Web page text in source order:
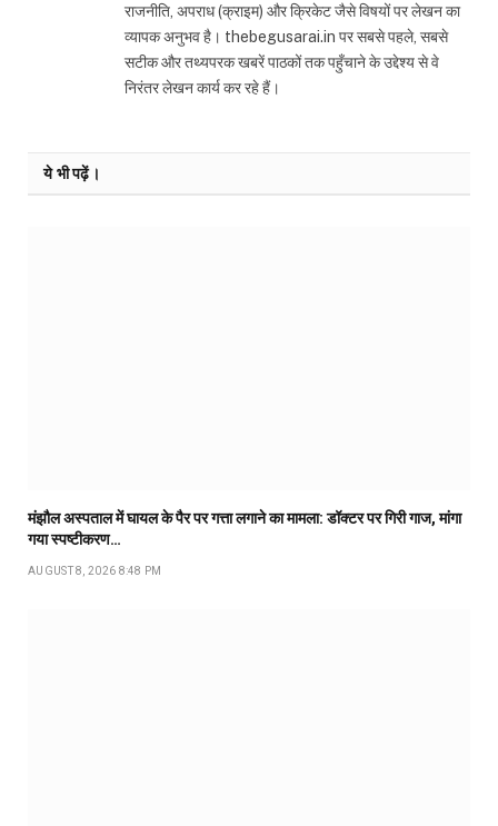
राजनीति, अपराध (क्राइम) और क्रिकेट जैसे विषयों पर लेखन का
व्यापक अनुभव है। thebegusarai.in पर सबसे पहले, सबसे
सटीक और तथ्यपरक खबरें पाठकों तक पहुँचाने के उद्देश्य से वे
निरंतर लेखन कार्य कर रहे हैं।
ये भी पढ़ें।
मंझौल अस्पताल में घायल के पैर पर गत्ता लगाने का मामला: डॉक्टर पर गिरी गाज, मांगा
गया स्पष्टीकरण…
AUGUST 8, 2026 8:48 PM